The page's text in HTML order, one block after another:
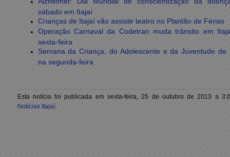
sábado em Itajaí
Crianças de Itajaí vão assistir teatro no Plantão de Férias
Operação Carnaval da Codetran muda trânsito em
sexta-feira
Semana da Criança, do Adolescente e da Juventude de
na segunda-feira
Esta notícia foi publicada em sexta-feira, 25 de outubro de 2013 a
Notícias Itajaí.